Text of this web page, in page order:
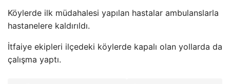
Köylerde ilk müdahalesi yapılan hastalar ambulanslarla
hastanelere kaldırıldı.
İtfaiye ekipleri ilçedeki köylerde kapalı olan yollarda da
çalışma yaptı.